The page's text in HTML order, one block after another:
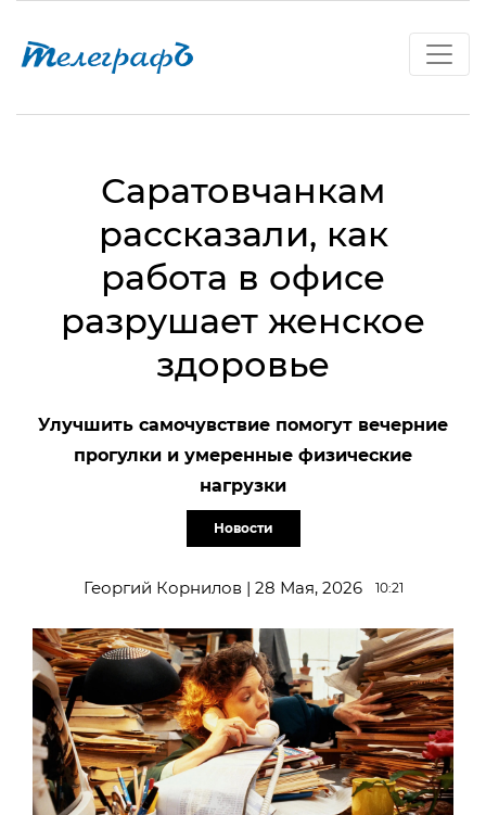
Саратовчанкам
рассказали, как
работа в офисе
разрушает женское
здоровье
Улучшить самочувствие помогут вечерние
прогулки и умеренные физические
нагрузки
Новости
Георгий Корнилов | 28 Мая, 2026 10:21